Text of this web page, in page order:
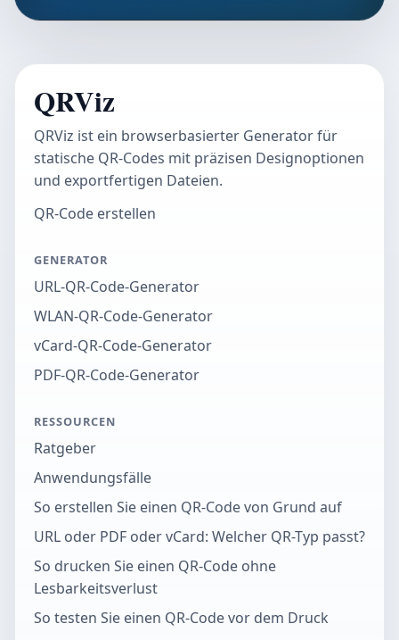
QRViz
QRViz ist ein browserbasierter Generator für
statische QR-Codes mit präzisen Designoptionen
und exportfertigen Dateien.
QR-Code erstellen
GENERATOR
URL-QR-Code-Generator
WLAN-QR-Code-Generator
vCard-QR-Code-Generator
PDF-QR-Code-Generator
RESSOURCEN
Ratgeber
Anwendungsfälle
So erstellen Sie einen QR-Code von Grund auf
URL oder PDF oder vCard: Welcher QR-Typ passt?
So drucken Sie einen QR-Code ohne
Lesbarkeitsverlust
So testen Sie einen QR-Code vor dem Druck